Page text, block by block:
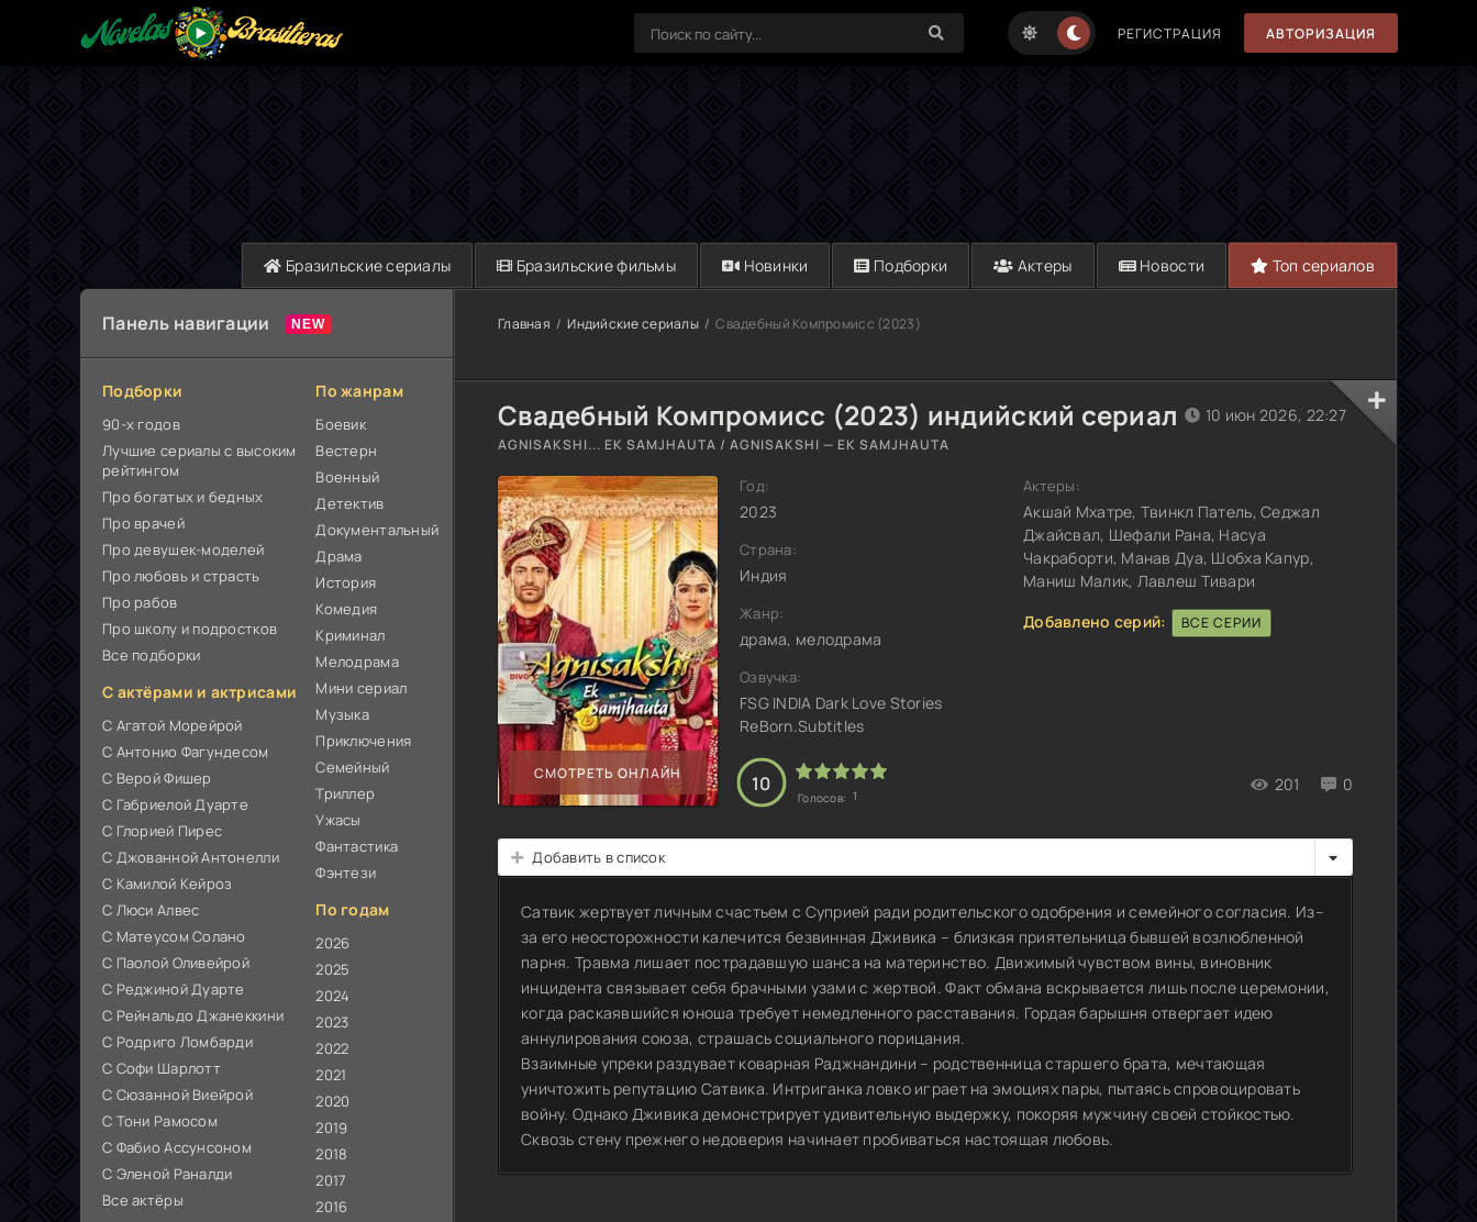
РЕГИСТРАЦИЯ АВТОРИЗАЦИЯ
Бразильские сериалы Бразильские фильмы Новинки Подборки Актеры Новости Топ сериалов
Панель навигации
Подборки
90-х годов
Лучшие сериалы с высоким
рейтингом
Про богатых и бедных
Про врачей
Про девушек-моделей
Про любовь и страсть
Про рабов
Про школу и подростков
Все подборки
С актёрами и актрисами
С Агатой Морейрой
С Антонио Фагундесом
С Верой Фишер
С Габриелой Дуарте
С Глорией Пирес
С Джованной Антонелли
С Камилой Кейроз
С Люси Алвес
С Матеусом Солано
С Паолой Оливейрой
С Реджиной Дуарте
С Рейнальдо Джанеккини
С Родриго Ломбарди
С Софи Шарлотт
С Сюзанной Виейрой
С Тони Рамосом
С Фабио Ассунсоном
С Эленой Раналди
Все актёры
По жанрам
Боевик
Вестерн
Военный
Детектив
Документальный
Драма
История
Комедия
Криминал
Мелодрама
Мини сериал
Музыка
Приключения
Семейный
Триллер
Ужасы
Фантастика
Фэнтези
По годам
2026
2025
2024
2023
2022
2021
2020
2019
2018
2017
2016
Главная Индийские сериалы Свадебный Компромисс (2023)
Свадебный Компромисс (2023) индийский сериал
AGNISAKSHI... EK SAMJHAUTA / AGNISAKSHI — EK SAMJHAUTA
СМОТРЕТЬ ОНЛАЙН
Год:
2023
Страна:
Индия
Жанр:
драма, мелодрама
Озвучка:
FSG INDIA Dark Love Stories
ReBorn.Subtitles
10
Голосов: 1
201 0
10 июн 2026, 22:27
Актеры:
Акшай Мхатре, Твинкл Патель, Седжал
Джайсвал, Шефали Рана, Насуа
Чакраборти, Манав Дуа, Шобха Капур,
Маниш Малик, Лавлеш Тивари
Добавлено серий:
ВСЕ СЕРИИ
Добавить в список
Сатвик жертвует личным счастьем с Суприей ради родительского одобрения и семейного согласия. Из–
за его неосторожности калечится безвинная Дживика – близкая приятельница бывшей возлюбленной
парня. Травма лишает пострадавшую шанса на материнство. Движимый чувством вины, виновник
инцидента связывает себя брачными узами с жертвой. Факт обмана вскрывается лишь после церемонии,
когда раскаявшийся юноша требует немедленного расставания. Гордая барышня отвергает идею
аннулирования союза, страшась социального порицания.
Взаимные упреки раздувает коварная Раджнандини – родственница старшего брата, мечтающая
уничтожить репутацию Сатвика. Интриганка ловко играет на эмоциях пары, пытаясь спровоцировать
войну. Однако Дживика демонстрирует удивительную выдержку, покоряя мужчину своей стойкостью.
Сквозь стену прежнего недоверия начинает пробиваться настоящая любовь.